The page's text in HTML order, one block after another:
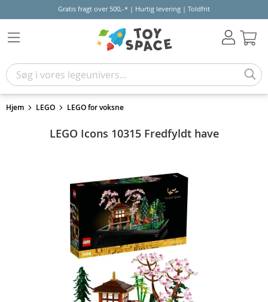
Gratis fragt over 500,-* | Hurtig levering | Toldfrit
Hjem LEGO LEGO for voksne
LEGO Icons 10315 Fredfyldt have